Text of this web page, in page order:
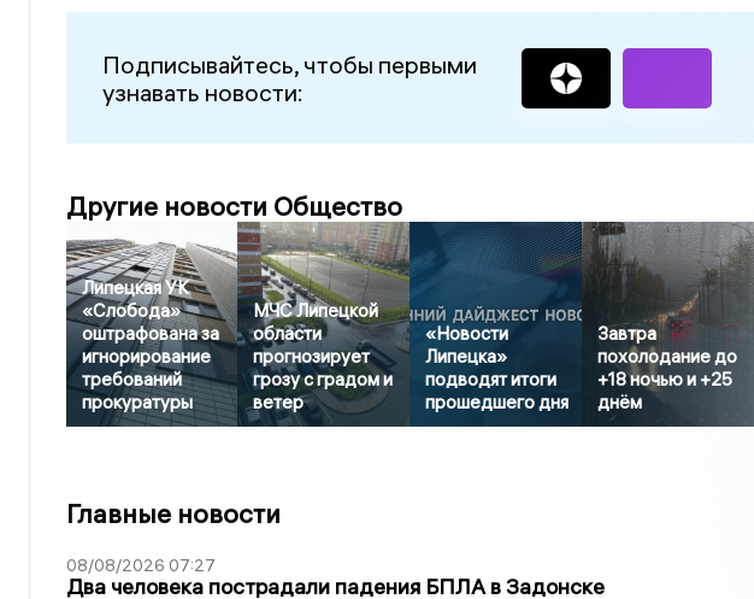
Подписывайтесь, чтобы первыми
узнавать новости:
Другие новости Общество
Липецкая УК
«Слобода»
оштрафована за
игнорирование
требований
прокуратуры
МЧС Липецкой
области
прогнозирует
грозу с градом и
ветер
«Новости
Липецка»
подводят итоги
прошедшего дня
Завтра
похолодание до
+18 ночью и +25
днём
Главные новости
08/08/2026 07:27
Два человека пострадали падения БПЛА в Задонске